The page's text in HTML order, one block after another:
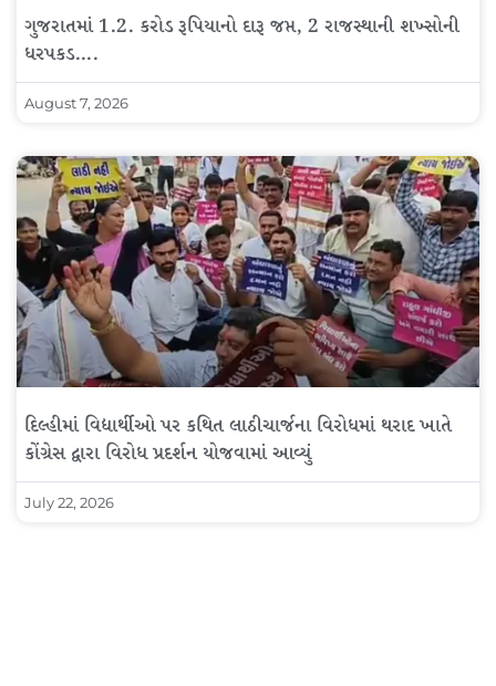
ગુજરાતમાં 1.2. કરોડ રૂપિયાનો દારૂ જપ્ત, 2 રાજસ્થાની શખ્સોની
ધરપકડ….
August 7, 2026
દિલ્હીમાં વિદ્યાર્થીઓ પર કથિત લાઠીચાર્જના વિરોધમાં થરાદ ખાતે
કોંગ્રેસ દ્વારા વિરોધ પ્રદર્શન યોજવામાં આવ્યું
July 22, 2026